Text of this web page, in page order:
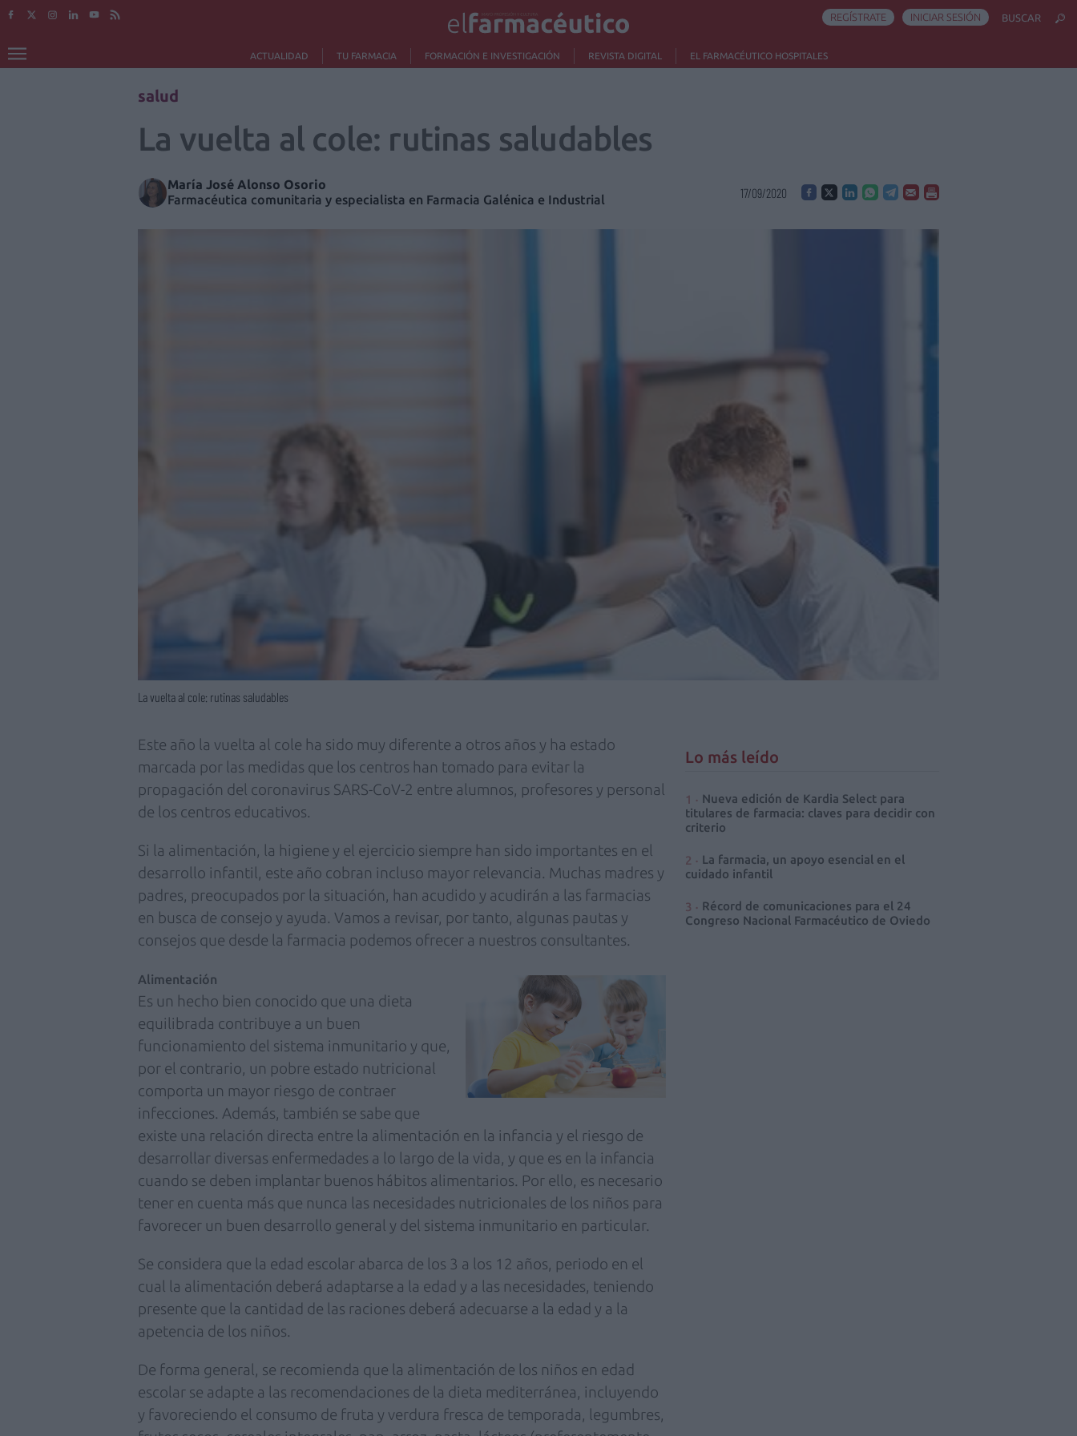
ACTUALIDAD TU FARMACIA FORMACIÓN E INVESTIGACIÓN REVISTA DIGITAL EL FARMACÉUTICO HOSPITALES
REGÍSTRATE INICIAR SESIÓN BUSCAR
salud
La vuelta al cole: rutinas saludables
María José Alonso Osorio
Farmacéutica comunitaria y especialista en Farmacia Galénica e Industrial
17/09/2020
La vuelta al cole: rutinas saludables
Este año la vuelta al cole ha sido muy diferente a otros años y ha estado
marcada por las medidas que los centros han tomado para evitar la
propagación del coronavirus SARS-CoV-2 entre alumnos, profesores y personal
de los centros educativos.
Si la alimentación, la higiene y el ejercicio siempre han sido importantes en el
desarrollo infantil, este año cobran incluso mayor relevancia. Muchas madres y
padres, preocupados por la situación, han acudido y acudirán a las farmacias
en busca de consejo y ayuda. Vamos a revisar, por tanto, algunas pautas y
consejos que desde la farmacia podemos ofrecer a nuestros consultantes.
Alimentación
Es un hecho bien conocido que una dieta
equilibrada contribuye a un buen
funcionamiento del sistema inmunitario y que,
por el contrario, un pobre estado nutricional
comporta un mayor riesgo de contraer
infecciones. Además, también se sabe que
existe una relación directa entre la alimentación en la infancia y el riesgo de
desarrollar diversas enfermedades a lo largo de la vida, y que es en la infancia
cuando se deben implantar buenos hábitos alimentarios. Por ello, es necesario
tener en cuenta más que nunca las necesidades nutricionales de los niños para
favorecer un buen desarrollo general y del sistema inmunitario en particular.
Se considera que la edad escolar abarca de los 3 a los 12 años, periodo en el
cual la alimentación deberá adaptarse a la edad y a las necesidades, teniendo
presente que la cantidad de las raciones deberá adecuarse a la edad y a la
apetencia de los niños.
De forma general, se recomienda que la alimentación de los niños en edad
escolar se adapte a las recomendaciones de la dieta mediterránea, incluyendo
y favoreciendo el consumo de fruta y verdura fresca de temporada, legumbres,
Lo más leído
Nueva edición de Kardia Select para
titulares de farmacia: claves para decidir con
criterio
La farmacia, un apoyo esencial en el
cuidado infantil
Récord de comunicaciones para el 24
Congreso Nacional Farmacéutico de Oviedo